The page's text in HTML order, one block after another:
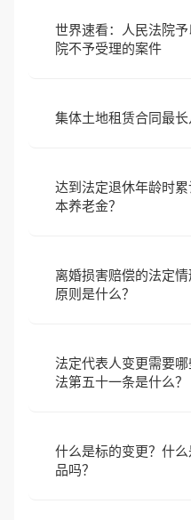
世界速看：人民法院
院不予受理的案件
集体土地租赁合同最长
达到法定退休年龄时
本养老金？
离婚损害赔偿的法定
原则是什么？
法定代表人变更需要
法第五十一条是什么？
什么是标的变更？什
品吗？